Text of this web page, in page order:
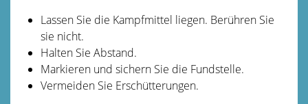
Lassen Sie die Kampfmittel liegen. Berühren Sie
sie nicht.
Halten Sie Abstand.
Markieren und sichern Sie die Fundstelle.
Vermeiden Sie Erschütterungen.